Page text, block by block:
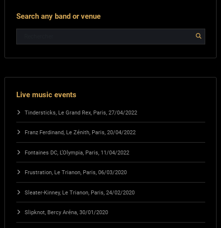
Search any band or venue
Live music events
Tindersticks, Le Grand Rex, Paris, 27/04/2022
Franz Ferdinand, Le Zénith, Paris, 20/04/2022
Fontaines DC, L’Olympia, Paris, 11/04/2022
Frustration, Le Trianon, Paris, 06/03/2020
Sleater-Kinney, Le Trianon, Paris, 24/02/2020
Slipknot, Bercy Aréna, 30/01/2020